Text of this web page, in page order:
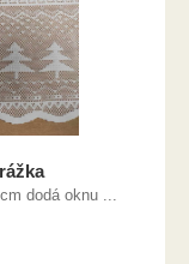
dodá oknu ...